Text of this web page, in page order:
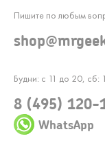
Будни: с 11 до 20, сб:
8 (495) 120-
WhatsApp
Пишите по любым